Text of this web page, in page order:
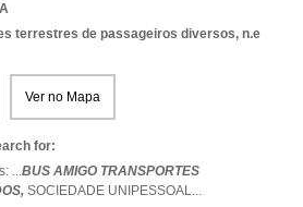
terrestres de passageiros diversos, n.e
Ver no Mapa
for:
...BUS AMIGO TRANSPORTES
SOCIEDADE UNIPESSOAL...